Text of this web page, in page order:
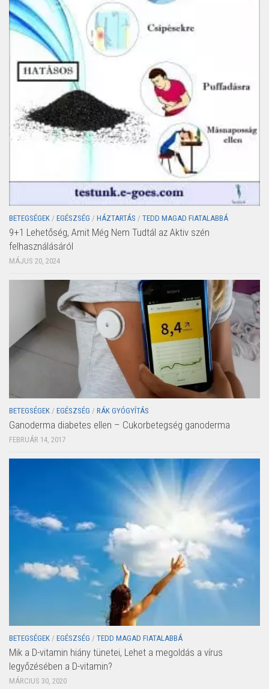
BETEGSÉGEK / EGÉSZSÉG / HÁZTARTÁS / TEDD MAGAD FIATALABBÁ
9+1 Lehetőség, Amit Még Nem Tudtál az Aktiv szén
felhasználásáról
MÁJUS 20, 2024
BETEGSÉGEK / EGÉSZSÉG / RÁK GYÓGYÍTÁS
Ganoderma diabetes ellen – Cukorbetegség ganoderma
FEBRUÁR 14, 2017
BETEGSÉGEK / EGÉSZSÉG / TEDD MAGAD FIATALABBÁ
Mik a D-vitamin hiány tünetei, Lehet a megoldás a vírus
legyőzésében a D-vitamin?
MÁRCIUS 30, 2020